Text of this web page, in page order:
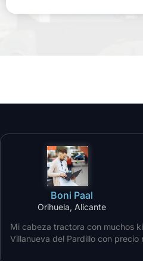
Boni Paal
Orihuela, Alicante
Mi cabeza tractora con muchos
Villanueva del Pardillo con precio